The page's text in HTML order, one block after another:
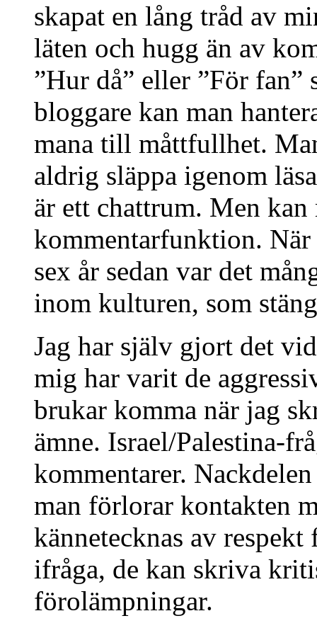
skapat en lång tråd av
läten och hugg än av
”Hur då” eller ”För
bloggare kan man
mana till måttfullhet.
aldrig släppa igenom
är ett chattrum. Men kan
kommentarfunktion.
sex år sedan var det
inom kulturen, som
Jag har själv gjort det
mig har varit de
brukar komma när jag
ämne. Israel/Palestina-
kommentarer.
man förlorar kontakten
kännetecknas av
ifråga, de kan skriva
förolämpningar.